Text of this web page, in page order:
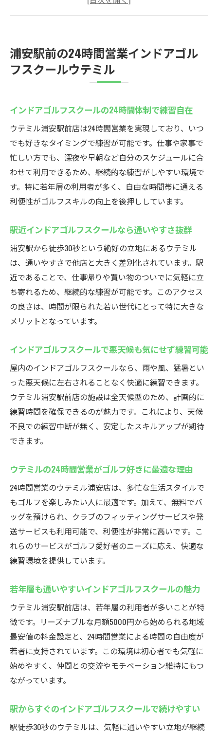
駅近インドアゴルフスクールなら通いやす
ず練習可能
ウテミルの24時間営業がゴルフ好きに最適
ルの魅力
駅からすぐのインドアゴルフスクールで続
けやすい
地域最安値5000円で始めるゴルフ練習
インドアゴルフスクールで地域最安値5000
円の魅力
月額制
月額5000円から始めるお得なインドアゴル
フスクール
リーズナブルな料金でゴルフ練習を体験で
きる理由
初めてでも安心のインドアゴルフスクール
料金体系
フスクール
若年層に人気のインドアゴルフスクールウテミ
ル
若年層が集まるインドアゴルフスクールの
雰囲気
インドアゴルフスクールで仲間と楽しくス
スクールで解説
インドアゴルフスクールなら初心者も友達
ができやすい
若い世代の集まるインドアゴルフスクール
活用術
インドアゴルフスクールで楽しく続けるコ
駅から徒歩30秒！便利なゴルフ練習場
インドアゴルフスクールは駅近でアクセス
抜群
駅から30秒のインドアゴルフスクールで時
短練習
忙しい方も通いやすいインドアゴルフスク
ールの利点
ぶべき理由
仕事帰りに立ち寄れるインドアゴルフスク
浦安駅前の24時間営業インドアゴル
フスクールウテミル
インドアゴルフスクールの24時間体制で練習自在
ウテミル浦安駅前店は24時間営業を実現しており、いつ
でも好きなタイミングで練習が可能です。仕事や家事で
忙しい方でも、深夜や早朝など自分のスケジュールに合
わせて利用できるため、継続的な練習がしやすい環境で
す。特に若年層の利用者が多く、自由な時間帯に通える
利便性がゴルフスキルの向上を後押ししています。
駅近インドアゴルフスクールなら通いやすさ抜群
浦安駅から徒歩30秒という絶好の立地にあるウテミル
は、通いやすさで他店と大きく差別化されています。駅
近であることで、仕事帰りや買い物のついでに気軽に立
ち寄れるため、継続的な練習が可能です。このアクセス
の良さは、時間が限られた若い世代にとって特に大きな
メリットとなっています。
インドアゴルフスクールで悪天候も気にせず練習可能
屋内のインドアゴルフスクールなら、雨や風、猛暑とい
った悪天候に左右されることなく快適に練習できます。
ウテミル浦安駅前店の施設は全天候型のため、計画的に
練習時間を確保できるのが魅力です。これにより、天候
不良での練習中断が無く、安定したスキルアップが期待
できます。
ウテミルの24時間営業がゴルフ好きに最適な理由
24時間営業のウテミル浦安店は、多忙な生活スタイルで
もゴルフを楽しみたい人に最適です。加えて、無料でバ
ッグを預けられ、クラブのフィッティングサービスや発
送サービスも利用可能で、利便性が非常に高いです。こ
れらのサービスがゴルフ愛好者のニーズに応え、快適な
練習環境を提供しています。
若年層も通いやすいインドアゴルフスクールの魅力
ウテミル浦安駅前店は、若年層の利用者が多いことが特
徴です。リーズナブルな月額5000円から始められる地域
最安値の料金設定と、24時間営業による時間の自由度が
若者に支持されています。この環境は初心者でも気軽に
始めやすく、仲間との交流やモチベーション維持にもつ
ながっています。
駅からすぐのインドアゴルフスクールで続けやすい
駅徒歩30秒のウテミルは、気軽に通いやすい立地が継続